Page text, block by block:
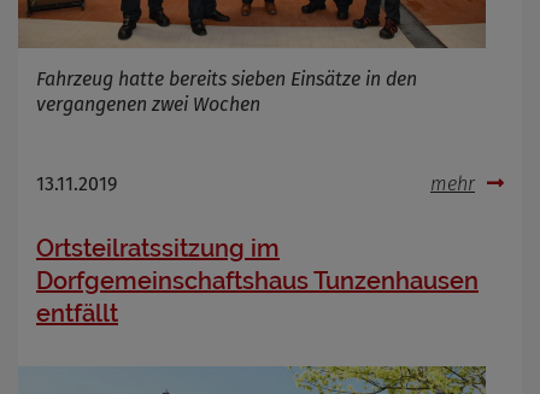
Fahrzeug hatte bereits sieben Einsätze in den
vergangenen zwei Wochen
13.11.2019 mehr
Ortsteilratssitzung im
Dorfgemeinschaftshaus Tunzenhausen
entfällt